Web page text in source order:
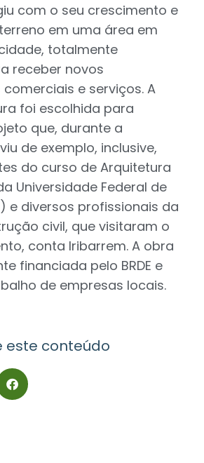
com o seu crescimento e
em uma área em
totalmente
receber novos
e serviços. A
foi escolhida para
que, durante a
de exemplo, inclusive,
do curso de Arquitetura
Universidade Federal de
e diversos profissionais da
civil, que visitaram o
conta Iribarrem. A obra
financiada pelo BRDE e
de empresas locais.
este conteúdo